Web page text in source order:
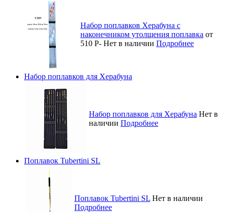
Набор поплавков Херабуна с
наконечником утолщения поплавка от
510 Р- Нет в наличии Подробнее
Набор поплавков для Херабуна
Набор поплавков для Херабуна Нет в
наличии Подробнее
Поплавок Tubertini SL
Поплавок Tubertini SL Нет в наличии
Подробнее